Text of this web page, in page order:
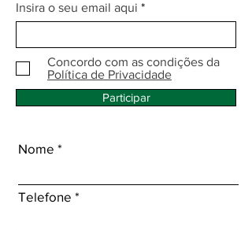
Insira o seu email aqui
Concordo com as condições da
Política de Privacidade
Participar
Nome
Telefone